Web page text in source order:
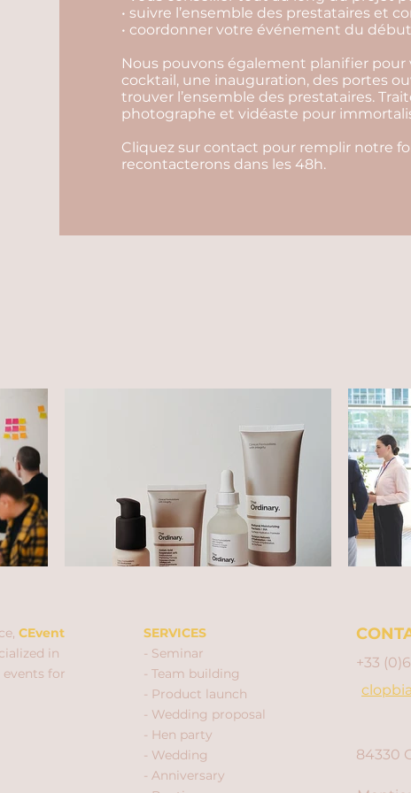
• suivre l’ensemble des prestataires et
• coordonner votre événement du
Nous pouvons également planifier pour
cocktail, une inauguration, des portes
trouver l’ensemble des prestataires.
photographe et vidéaste pour
Cliquez sur contact pour remplir notre
recontacterons dans les 48h.
CEvent
in
for
SERVICES
- Seminar
- Team building
- Product launch
- Wedding proposal
- Hen party
- Wedding
- Anniversary
+33
84330